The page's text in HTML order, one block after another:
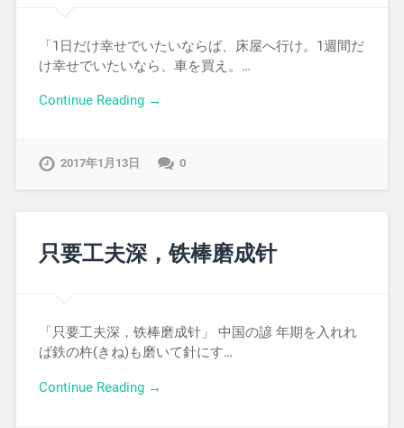
「1日だけ幸せでいたいならば、床屋へ行け。1週間だ
け幸せでいたいなら、車を買え。…
Continue Reading →
2017年1月13日 0
只要工夫深，铁棒磨成针
「只要工夫深，铁棒磨成针」 中国の諺 年期を入れれ
ば鉄の杵(きね)も磨いて針にす…
Continue Reading →